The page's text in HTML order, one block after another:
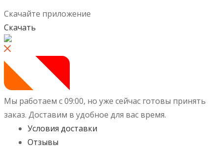
Скачайте приложение
Скачать
Мы работаем с 09:00, но уже сейчас готовы принять
заказ. Доставим в удобное для вас время.
Условия доставки
Отзывы